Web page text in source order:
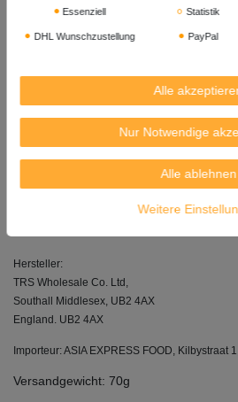
Do not consume uncooked.
To retain freshness and flavour store in an
Zum Erhalt von Frische und Geschmack in
Allergenhinweis: Kann Spuren von
Sesamsaat, glutenhaltigen Zerealien,
und Sulfiten enthalten.
Hersteller:
TRS Wholesale Co. Ltd,
Southall Middlesex, UB2 4AX
England. UB2 4AX
Importeur: ASIA EXPRESS FOOD, Kilbystraat
Versandgewicht: 70g
Essenziell Statistik
DHL Wunschzustellung PayPal
Alle
Nur Notwendige
Alle ablehnen
Weitere